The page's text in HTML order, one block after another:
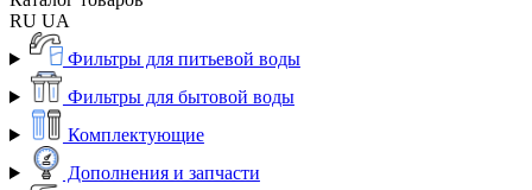
RU UA
Фильтры для питьевой воды
Фильтры для бытовой воды
Комплектующие
Дополнения и запчасти